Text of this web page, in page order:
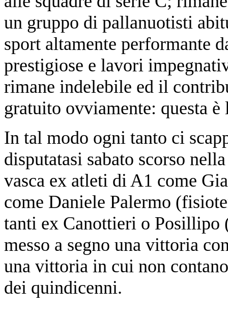
un gruppo di pallanuotisti
sport altamente performante
prestigiose e lavori
rimane indelebile ed il
gratuito ovviamente: questa
In tal modo ogni tanto ci
disputatasi sabato scorso
vasca ex atleti di A1 come
come Daniele Palermo
tanti ex Canottieri o
messo a segno una vittoria
una vittoria in cui non
dei quindicenni.